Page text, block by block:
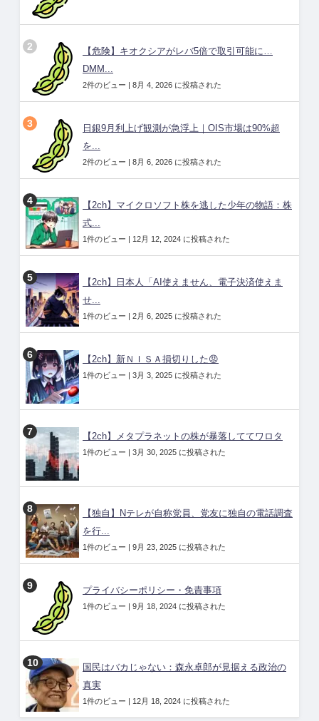
【危険】キオクシアがレバ5倍で取引可能に…
DMM...
2件のビュー | 8月 4, 2026 に投稿された
日銀9月利上げ観測が急浮上｜OIS市場は90%超
を...
2件のビュー | 8月 6, 2026 に投稿された
【2ch】マイクロソフト株を逃した少年の物語：株
式...
1件のビュー | 12月 12, 2024 に投稿された
【2ch】日本人「AI使えません、電子決済使えま
せ...
1件のビュー | 2月 6, 2025 に投稿された
【2ch】新ＮＩＳＡ損切りした😡
1件のビュー | 3月 3, 2025 に投稿された
【2ch】メタプラネットの株が暴落しててワロタ
1件のビュー | 3月 30, 2025 に投稿された
【独自】Nテレが自称党員、党友に独自の電話調査
を行...
1件のビュー | 9月 23, 2025 に投稿された
プライバシーポリシー・免責事項
1件のビュー | 9月 18, 2024 に投稿された
国民はバカじゃない：森永卓郎が見据える政治の
真実
1件のビュー | 12月 18, 2024 に投稿された